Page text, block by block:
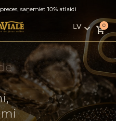
saņemiet 10% atlaidi
LV
LV
RU
EN
0